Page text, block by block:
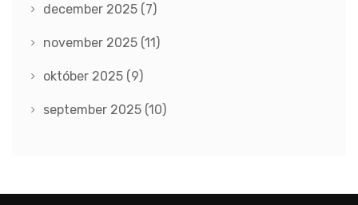
december 2025 (7)
november 2025 (11)
október 2025 (9)
september 2025 (10)